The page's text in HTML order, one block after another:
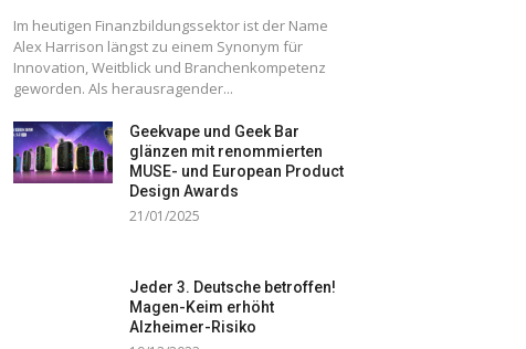
Im heutigen Finanzbildungssektor ist der Name
Alex Harrison längst zu einem Synonym für
Innovation, Weitblick und Branchenkompetenz
geworden. Als herausragender...
Geekvape und Geek Bar
glänzen mit renommierten
MUSE- und European Product
Design Awards
21/01/2025
Jeder 3. Deutsche betroffen!
Magen-Keim erhöht
Alzheimer-Risiko